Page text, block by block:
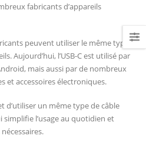
fabricants d’appareils
peuvent utiliser le même type
Aujourd’hui, l’USB-C est utilisé par
mais aussi par de nombreux
et accessoires électroniques.
d’utiliser un même type de câble
l’usage au quotidien et